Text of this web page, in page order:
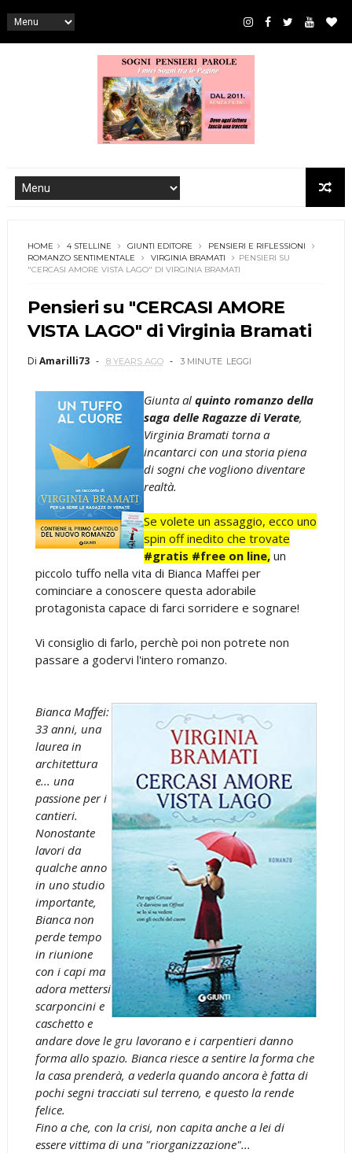
HOME 4 STELLINE GIUNTI EDITORE
PENSIERI E RIFLESSIONI
ROMANZO SENTIMENTALE
VIRGINIA BRAMATI
PENSIERI SU
"CERCASI AMORE VISTA LAGO" DI VIRGINIA BRAMATI
Pensieri su "CERCASI AMORE
VISTA LAGO" di Virginia Bramati
Di Amarilli73 8 YEARS AGO 3 MINUTE LEGGI
Giunta al quinto romanzo della
saga delle Ragazze di Verate,
Virginia Bramati torna a
incantarci con una storia piena
di sogni che vogliono diventare
realtà.
Se volete un assaggio, ecco uno
spin off inedito che trovate
#gratis #free on line,un
piccolo tuffo nella vita di Bianca Maffei per
cominciare a conoscere questa adorabile
protagonista capace di farci sorridere e sognare!
Vi consiglio di farlo, perchè poi non potrete non
passare a godervi l'intero romanzo.
Bianca Maffei:
33 anni, una
laurea in
architettura
e... una
passione per i
cantieri.
Nonostante
lavori da
qualche anno
in uno studio
importante,
Bianca non
perde tempo
in riunione
con i capi ma
adora mettersi
scarponcini e
caschetto e
andare dove le gru lavorano e i carpentieri danno
forma allo spazio. Bianca riesce a sentire la forma che
la casa prenderà, a vederla quando ancora è fatta di
pochi segni tracciati sul terreno, e questo la rende
felice.
Fino a che, con la crisi, non capita anche a lei di
essere vittima di una "riorganizzazione"...